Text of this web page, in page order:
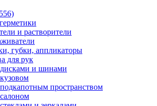
и растворители
губки, аппликаторы
для рук
дисками и шинами
пространством